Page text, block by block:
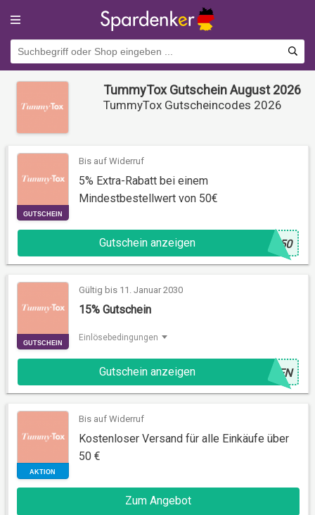
TummyTox Gutschein August 2026
TummyTox Gutscheincodes 2026
Bis auf Widerruf
5% Extra-Rabatt bei einem
Mindestbestellwert von 50€
Gutschein anzeigen @ 550
Gültig bis 11. Januar 2030
15% Gutschein
Einlösebedingungen
Gutschein anzeigen @DEN
Bis auf Widerruf
Kostenloser Versand für alle Einkäufe über
50 €
Zum Angebot